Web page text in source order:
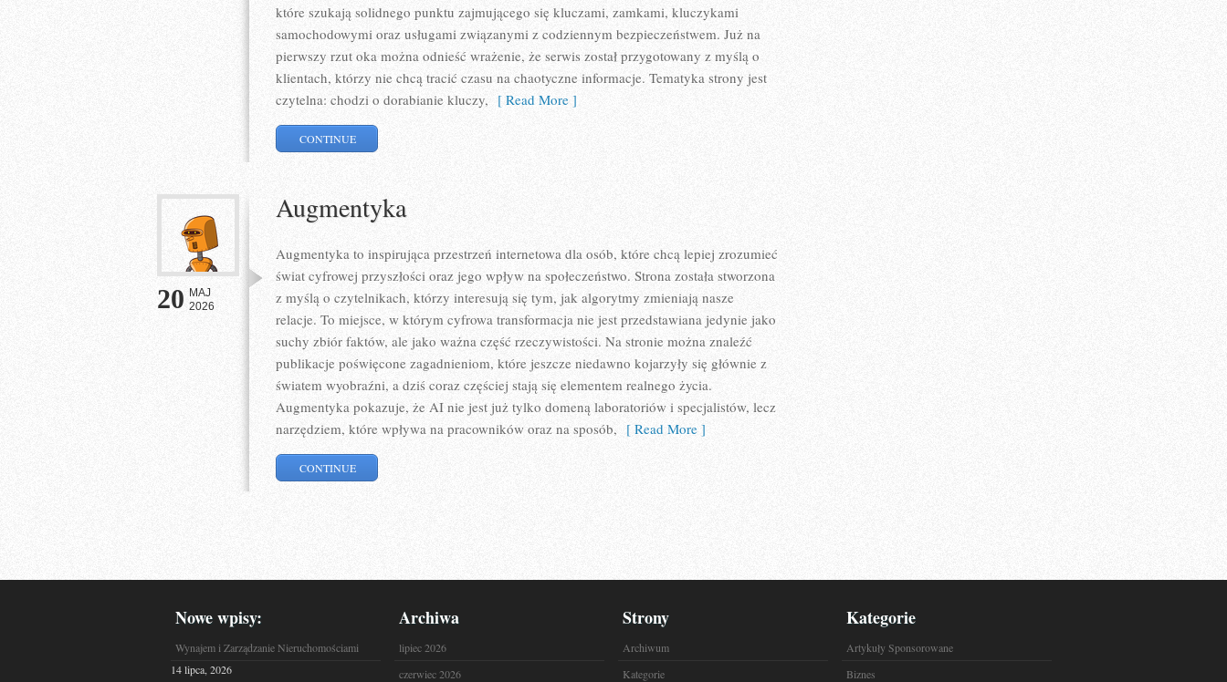
które szukają solidnego punktu zajmującego się kluczami, zamkami, kluczykami
samochodowymi oraz usługami związanymi z codziennym bezpieczeństwem. Już na
pierwszy rzut oka można odnieść wrażenie, że serwis został przygotowany z myślą o
klientach, którzy nie chcą tracić czasu na chaotyczne informacje. Tematyka strony jest
czytelna: chodzi o dorabianie kluczy, [ Read More ]
CONTINUE
20 MAJ
2026
Augmentyka
Augmentyka to inspirująca przestrzeń internetowa dla osób, które chcą lepiej zrozumieć
świat cyfrowej przyszłości oraz jego wpływ na społeczeństwo. Strona została stworzona
z myślą o czytelnikach, którzy interesują się tym, jak algorytmy zmieniają nasze
relacje. To miejsce, w którym cyfrowa transformacja nie jest przedstawiana jedynie jako
suchy zbiór faktów, ale jako ważna część rzeczywistości. Na stronie można znaleźć
publikacje poświęcone zagadnieniom, które jeszcze niedawno kojarzyły się głównie z
światem wyobraźni, a dziś coraz częściej stają się elementem realnego życia.
Augmentyka pokazuje, że AI nie jest już tylko domeną laboratoriów i specjalistów, lecz
narzędziem, które wpływa na pracowników oraz na sposób, [ Read More ]
CONTINUE
Nowe wpisy:
Wynajem i Zarządzanie Nieruchomościami
14 lipca, 2026
Archiwa
lipiec 2026
czerwiec 2026
Strony
Archiwum
Kategorie
Kategorie
Artykuły Sponsorowane
Biznes